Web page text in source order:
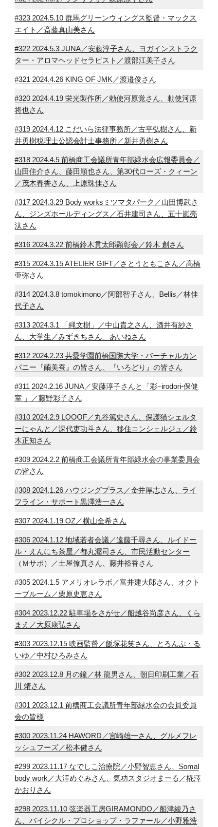
#323 2024.5.10 群馬グリーンウィングス監督・マックス
エイト／斎藤真由美さん
#322 2024.5.3 JUNA／安藤淳子さん、ヨガインストラク
ター・アロマヘッドセラピスト／渡部江美子さん
#321 2024.4.26 KING OF JMK／渡邉俊さん
#320 2024.4.19 栄光製作所／勅使河原覚さん、勅使河原
将也さん
#319 2024.4.12 こだいら法律事務所／古平弘樹さん、新
井勇樹税理士公認会計士事務所／新井勇樹さん
#318 2024.4.5 前橋商工会議所青年部緑水会広報委員会／
山田佳介さん、藤田順也さん、第30代ローズ・クィーン
／茂木春香さん、上原珠佳さん
#317 2024.3.29 Body worksミツマタパーク／山田博武さ
ん、ジンズホールディングス／石井建司さん、五十嵐亮
汰さん
#316 2024.3.22 前橋鈴木貫太郎顕彰会／鈴木 創さん
#315 2024.3.15 ATELIER GIFT／さとうともこさん／高橋
亜弥さん
#314 2024.3.8 tomokimono／阿部智子さん、Bellis／林佳
代子さん
#313 2024.3.1 「縄文樹」／中山貴之さん、酒井有紗さ
ん、大学生／みずきちさん、あいねさん
#312 2024.2.23 共愛学園前橋国際大学・バーチャルカン
パニー『繭美蚕』の皆さん、『いろどり』の皆さん
#311 2024.2.16 JUNA／安藤淳子さんと「彩−irodori-保健
室 」／藤野彩子さん
#310 2024.2.9 LOOOF／丸谷篤史さん、保護猫シェルタ
ーにゃんと／深代吏功斗さん、移住コンシェルジュ／鈴
木正知さん
#309 2024.2.2 前橋商工会議所青年部緑水会の事業委員会
の皆さん
#308 2024.1.26 ハウジングプラス／金井厚志さん、ライ
フライン・サポート黒澤浩一さん
#307 2024.1.19 OZ／横山全希さん
#306 2024.1.12 地域若者会議／遠藤千尋さん、ルイドー
ル・えんにち茶屋／都丸渥司さん、市民活動センター
（Ｍサポ）／土屋僚真さん、藤井裕香さん
#305 2024.1.5 アメリオレラボ／富井建大郎さん、オクト
ーブルーム／栗原史恵さん
#304 2023.12.22 駐車場をさがせ／船越谷尚彦さん、くら
まえ／大原康弘さん
#303 2023.12.15 映画監督／飯塚花笑さん、とろんぷ・る
いゆ／中村ひろみさん
#302 2023.12.8 月の鐘／林 龍男さん、朝日印刷工業／石
川 靖さん
#301 2023.12.1 前橋商工会議所青年部緑水会の会員委員
会の皆様
#300 2023.11.24 HAWORD／宮崎雄一さん、グルメフレ
ッシュフーズ／松本健さん
#299 2023.11.17 なでしこ治療院／小野智恵さん、Somal
body work／大澤めぐみさん、気功スタジオまーる／椛澤
かおりさん
#298 2023.11.10 弦楽器工房GIRAMONDO／船津綾乃さ
ん、バイシクル・プロショップ・ラファール／小野雅浩